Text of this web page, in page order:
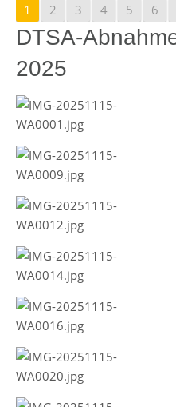
1 2 3 4 5 6
DTSA-
2025